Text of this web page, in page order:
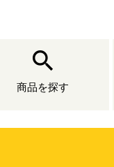
商品を探す